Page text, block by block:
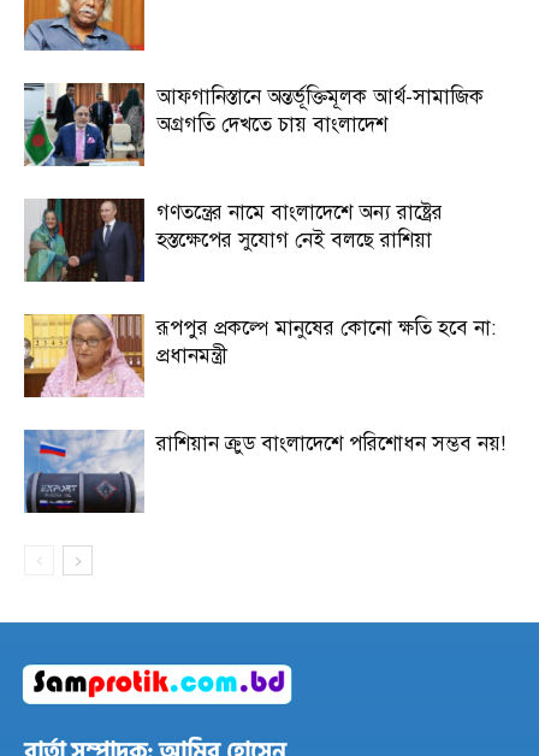
আফগানিস্তানে অন্তর্ভূক্তিমূলক আর্থ-সামাজিক
অগ্রগতি দেখতে চায় বাংলাদেশ
গণতন্ত্রের নামে বাংলাদেশে অন্য রাষ্ট্রের
হস্তক্ষেপের সুযোগ নেই বলছে রাশিয়া
রূপপুর প্রকল্পে মানুষের কোনো ক্ষতি হবে না:
প্রধানমন্ত্রী
রাশিয়ান ক্রুড বাংলাদেশে পরিশোধন সম্ভব নয়!